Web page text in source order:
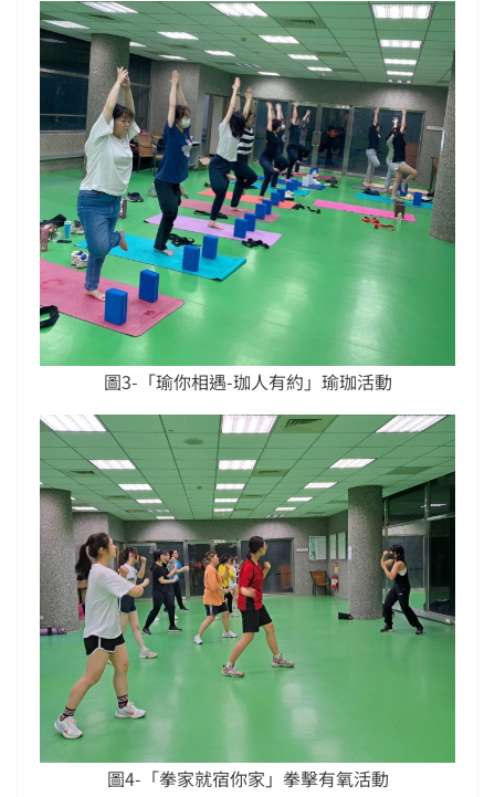
圖3-「瑜你相遇-珈人有約」瑜珈活動
圖4-「拳家就宿你家」拳擊有氧活動